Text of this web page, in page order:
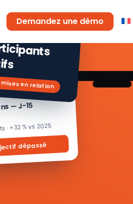
Demandez une démo
— J-15
· +32 % vs 2025
dépassé
de
mises en relation